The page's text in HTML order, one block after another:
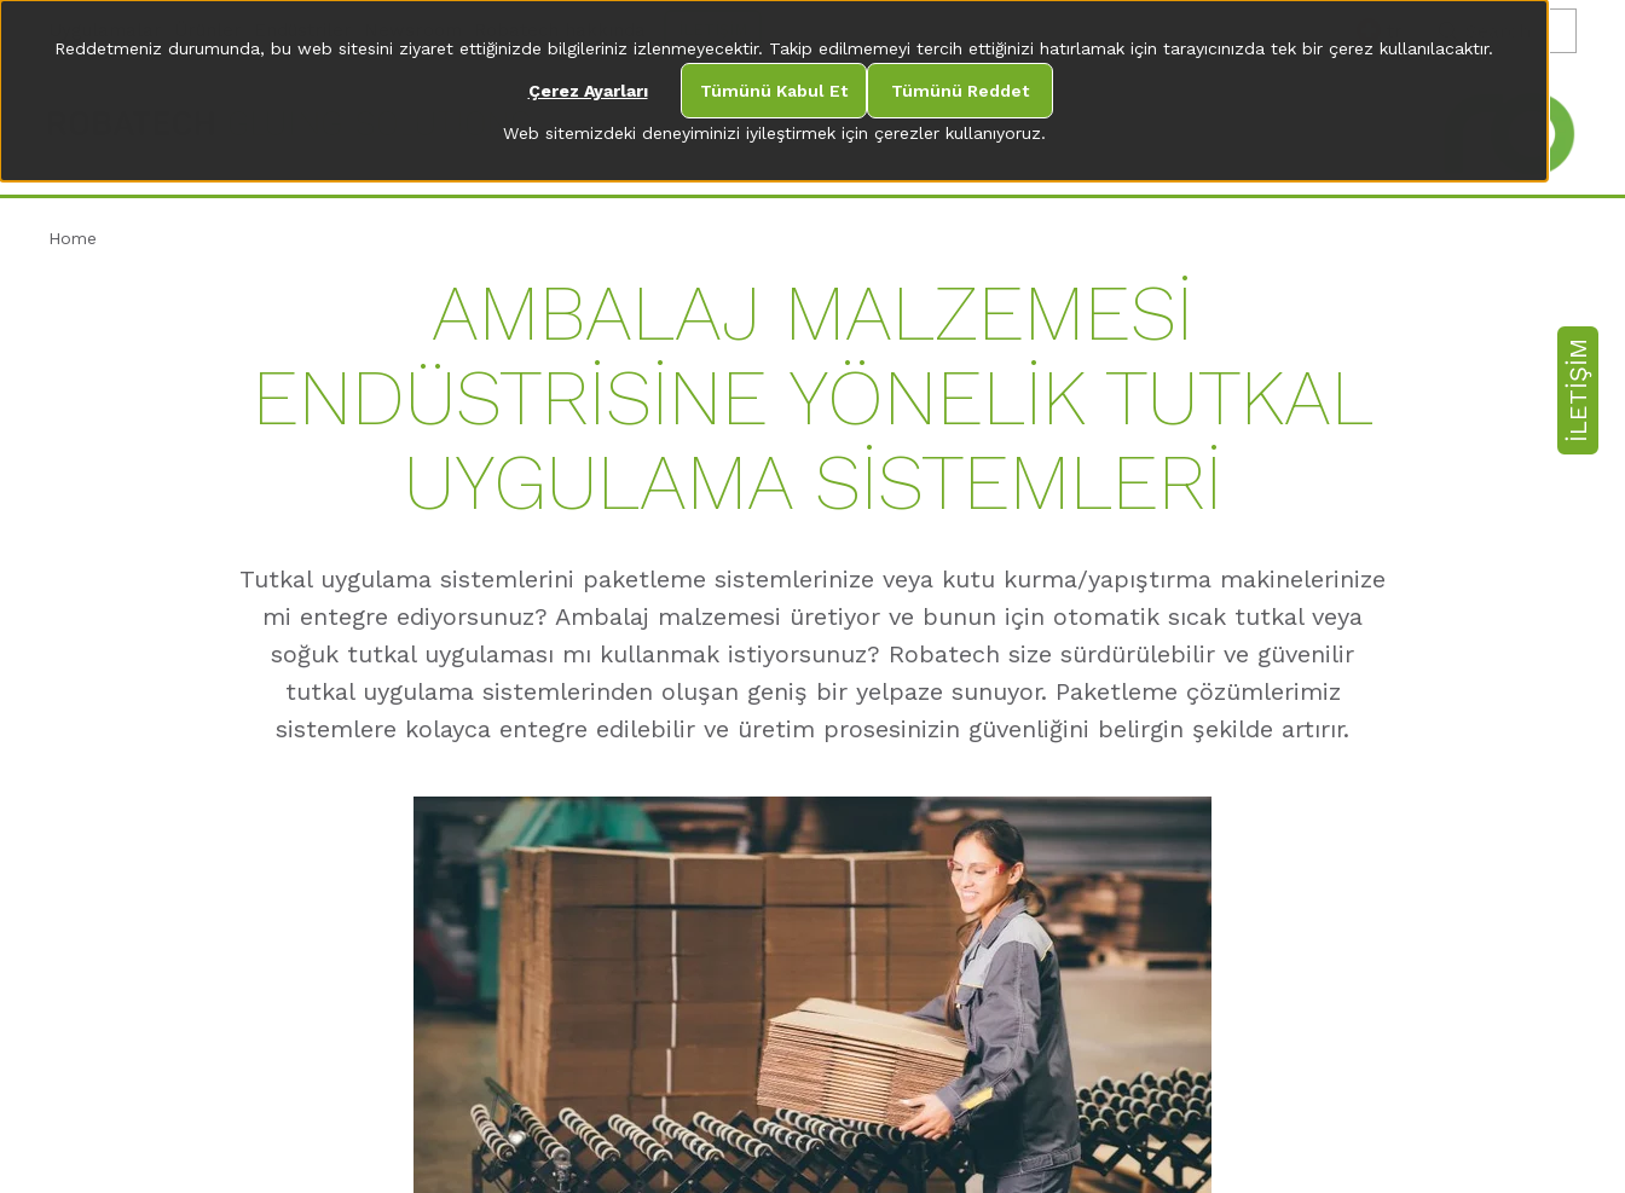
Web sitemizdeki deneyiminizi iyileştirmek için çerezler kullanıyoruz.
Reddetmeniz durumunda, bu web sitesini ziyaret ettiğinizde bilgileriniz izlenmeyecektir. Takip edilmemeyi tercih ettiğinizi hatırlamak için tarayıcınızda tek bir çerez kullanılacaktır.
Çerez Ayarları Tümünü Kabul Et Tümünü Reddet
Home
AMBALAJ MALZEMESİ
ENDÜSTRİSİNE YÖNELİK TUTKAL
UYGULAMA SİSTEMLERİ
Tutkal uygulama sistemlerini paketleme sistemlerinize veya kutu kurma/yapıştırma makinelerinize
mi entegre ediyorsunuz? Ambalaj malzemesi üretiyor ve bunun için otomatik sıcak tutkal veya
soğuk tutkal uygulaması mı kullanmak istiyorsunuz? Robatech size sürdürülebilir ve güvenilir
tutkal uygulama sistemlerinden oluşan geniş bir yelpaze sunuyor. Paketleme çözümlerimiz
sistemlere kolayca entegre edilebilir ve üretim prosesinizin güvenliğini belirgin şekilde artırır.
İLETIŞIM